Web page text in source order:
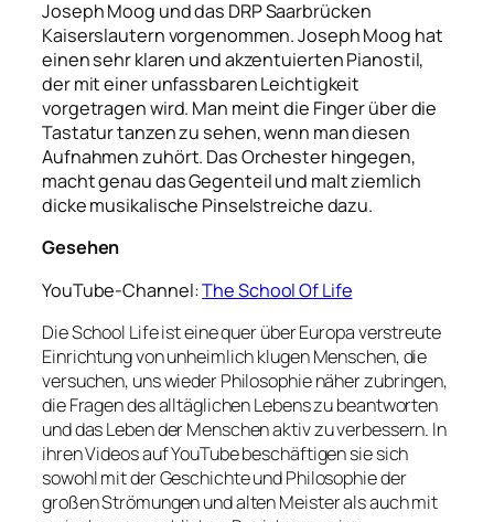
Joseph Moog und das DRP Saarbrücken
Kaiserslautern vorgenommen. Joseph Moog hat
einen sehr klaren und akzentuierten Pianostil,
der mit einer unfassbaren Leichtigkeit
vorgetragen wird. Man meint die Finger über die
Tastatur tanzen zu sehen, wenn man diesen
Aufnahmen zuhört. Das Orchester hingegen,
macht genau das Gegenteil und malt ziemlich
dicke musikalische Pinselstreiche dazu.
Gesehen
YouTube-Channel:The School Of Life
Die School Life ist eine quer über Europa verstreute
Einrichtung von unheimlich klugen Menschen, die
versuchen, uns wieder Philosophie näher zubringen,
die Fragen des alltäglichen Lebens zu beantworten
und das Leben der Menschen aktiv zu verbessern. In
ihren Videos auf YouTube beschäftigen sie sich
sowohl mit der Geschichte und Philosophie der
großen Strömungen und alten Meister als auch mit